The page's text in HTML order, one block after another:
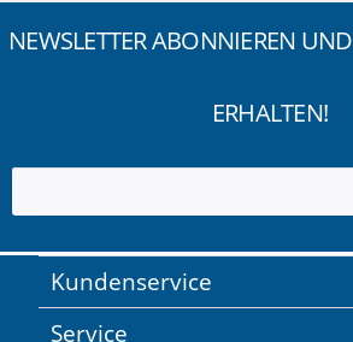
NEWSLETTER ABONNIEREN UND
ERHALTEN!
Kundenservice
Service